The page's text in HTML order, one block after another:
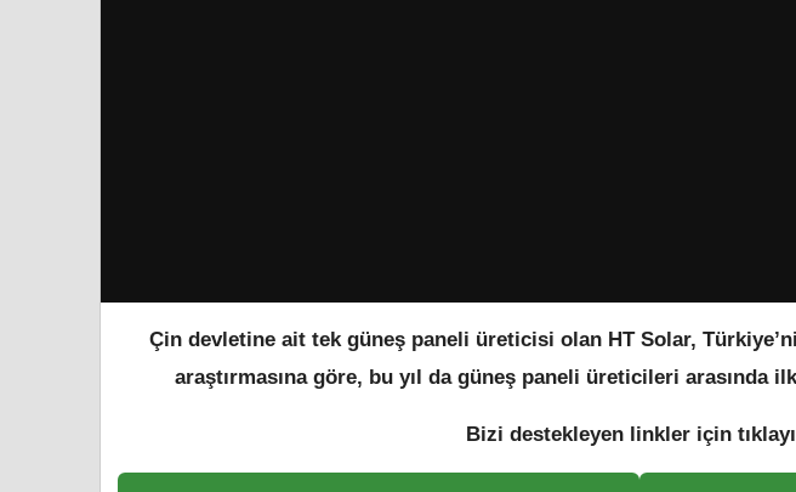
Çin devletine ait tek güneş paneli üreticisi olan HT Solar,
araştırmasına göre, bu yıl da güneş paneli üreticileri arasında
Bizi destekleyen linkler için